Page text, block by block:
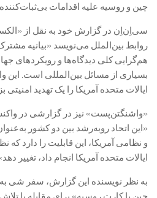
چین و روسیه علیه اقدامات بی‌ثبات‌کننده
سی‌اِن‌اِن در گزارش خود به نقل از
روابط بین‌الملل می‌نویسد «بیانیه
هم‌گرایی کلی دیدگاه‌ها و رویکردهای
بسیاری از مسائل بین‌المللی است.
ایالات متحده آمریکا را یک تهدید
«واشنگتن‌پست» نیز در گزارشی در
«این اتحاد روبه‌رشد بین دو کشور
و نظامی آمریکا، این قابلیت را دارد
ایالات متحده آمریکا انجام داد، تغییر
به نظر نویسنده این گزارش، سفر شی